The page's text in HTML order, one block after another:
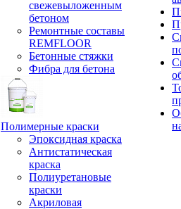
свежевыложенным
бетоном
Ремонтные составы
REMFLOOR
Бетонные стяжки
Фибра для бетона
Полимерные краски
Эпоксидная краска
Антистатическая
краска
Полиуретановые
краски
Акриловая